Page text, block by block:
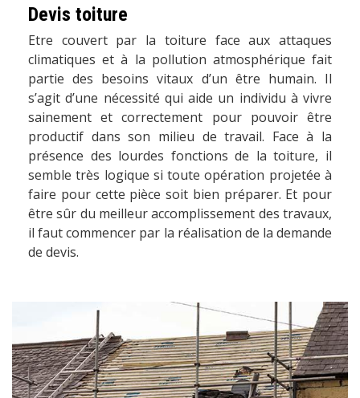
Devis toiture
Etre couvert par la toiture face aux attaques
climatiques et à la pollution atmosphérique fait
partie des besoins vitaux d’un être humain. Il
s’agit d’une nécessité qui aide un individu à vivre
sainement et correctement pour pouvoir être
productif dans son milieu de travail. Face à la
présence des lourdes fonctions de la toiture, il
semble très logique si toute opération projetée à
faire pour cette pièce soit bien préparer. Et pour
être sûr du meilleur accomplissement des travaux,
il faut commencer par la réalisation de la demande
de devis.